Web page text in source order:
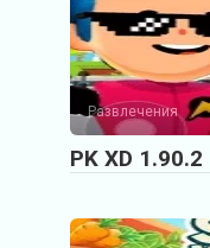
Развлечения
PK XD